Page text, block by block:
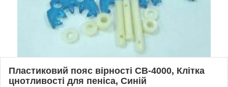
Пластиковий пояс вірності CB-4000, Клітка
цнотливості для пеніса, Синій